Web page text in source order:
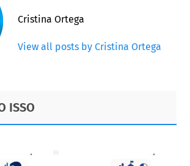
Cristina Ortega
View all posts by Cristina Ortega
ISSO